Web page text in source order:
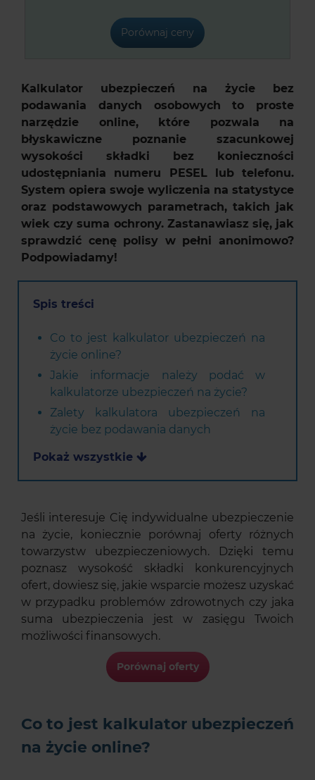
Porównaj ceny
Kalkulator ubezpieczeń na życie bez
podawania danych osobowych to proste
narzędzie online, które pozwala na
błyskawiczne poznanie szacunkowej
wysokości składki bez konieczności
udostępniania numeru PESEL lub telefonu.
System opiera swoje wyliczenia na statystyce
oraz podstawowych parametrach, takich jak
wiek czy suma ochrony. Zastanawiasz się, jak
sprawdzić cenę polisy w pełni anonimowo?
Podpowiadamy!
Spis treści
Co to jest kalkulator ubezpieczeń na
życie online?
Jakie informacje należy podać w
kalkulatorze ubezpieczeń na życie?
Zalety kalkulatora ubezpieczeń na
życie bez podawania danych
Pokaż wszystkie
Jeśli interesuje Cię indywidualne ubezpieczenie
na życie, koniecznie porównaj oferty różnych
towarzystw ubezpieczeniowych. Dzięki temu
poznasz wysokość składki konkurencyjnych
ofert, dowiesz się, jakie wsparcie możesz uzyskać
w przypadku problemów zdrowotnych czy jaka
suma ubezpieczenia jest w zasięgu Twoich
możliwości finansowych.
Porównaj oferty
Co to jest kalkulator ubezpieczeń
na życie online?